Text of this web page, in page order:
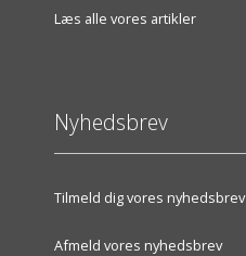
Læs alle vores artikler
Nyhedsbrev
Tilmeld dig vores nyhedsbrev
Afmeld vores nyhedsbrev